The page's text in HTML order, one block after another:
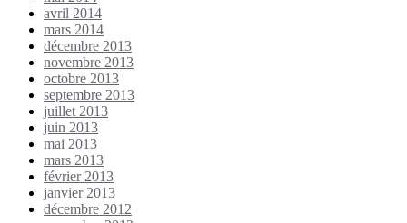
avril 2014
mars 2014
décembre 2013
novembre 2013
octobre 2013
septembre 2013
juillet 2013
juin 2013
mai 2013
mars 2013
février 2013
janvier 2013
décembre 2012